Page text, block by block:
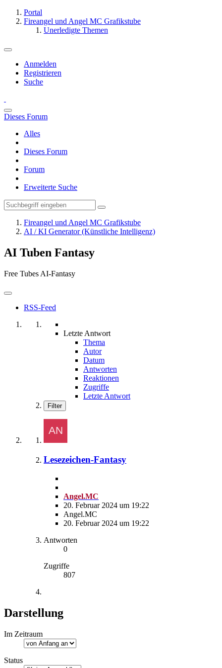
Portal
Fireangel und Angel MC Grafikstube
Unerledigte Themen
Anmelden
Registrieren
Suche
Dieses Forum
Alles
Dieses Forum
Forum
Erweiterte Suche
Fireangel und Angel MC Grafikstube
AI / KI Generator (Künstliche Intelligenz)
AI Tuben Fantasy
Free Tubes AI-Fantasy
RSS-Feed
Letzte Antwort
Thema
Autor
Datum
Antworten
Reaktionen
Zugriffe
Letzte Antwort
Filter
Lesezeichen-Fantasy
Angel.MC
20. Februar 2024 um 19:22
Angel.MC
20. Februar 2024 um 19:22
Antworten
0
Zugriffe
807
Darstellung
Im Zeitraum
Status